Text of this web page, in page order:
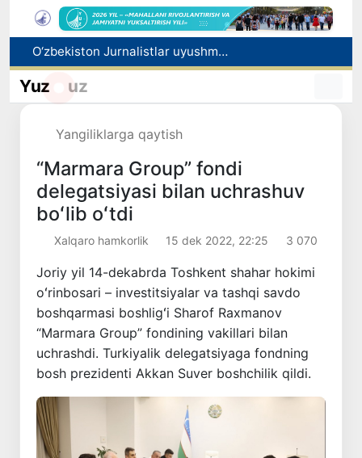
O‘zbekiston Jurnalistlar uyushmasi qoshida Blogerlar ijodiy kengashi tashkil etildi
Kredit va moliyaviy xizmatlar reklamasiga ogohlantirish talabi kiritiladi
Yuz uz
Yangiliklarga qaytish
“Marmara Group” fondi
delegatsiyasi bilan uchrashuv
boʻlib oʻtdi
Xalqaro hamkorlik 15 dek 2022, 22:25 3 070
Joriy yil 14-dekabrda Toshkent shahar hokimi
oʻrinbosari – investitsiyalar va tashqi savdo
boshqarmasi boshligʻi Sharof Raxmanov
“Marmara Group” fondining vakillari bilan
uchrashdi. Turkiyalik delegatsiyaga fondning
bosh prezidenti Akkan Suver boshchilik qildi.